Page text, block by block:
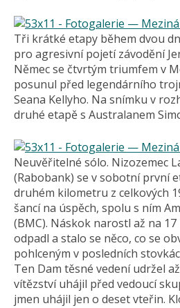
Tři krátké etapy během dvou
pro agresivní pojetí závodění
Němec se čtvrtým triumfem v
posunul před legendárního
Seana Kellyho. Na snímku v
druhé etapě s Australanem
Neuvěřitelné sólo. Nizozemec
(Rabobank) se v sobotní první
druhém kilometru z celkových
šancí na úspěch, spolu s ním
(BMC). Náskok narostl až na
odpadl a stalo se něco, co se
pohlceným v posledních
Ten Dam těsné vedení udržel
vítězství uhájil před vedoucí
jmen uhájil jen o deset vteřin.